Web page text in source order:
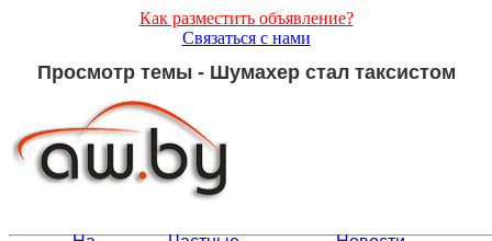
Как разместить объявление?
Связаться с нами
Просмотр темы - Шумахер стал таксистом